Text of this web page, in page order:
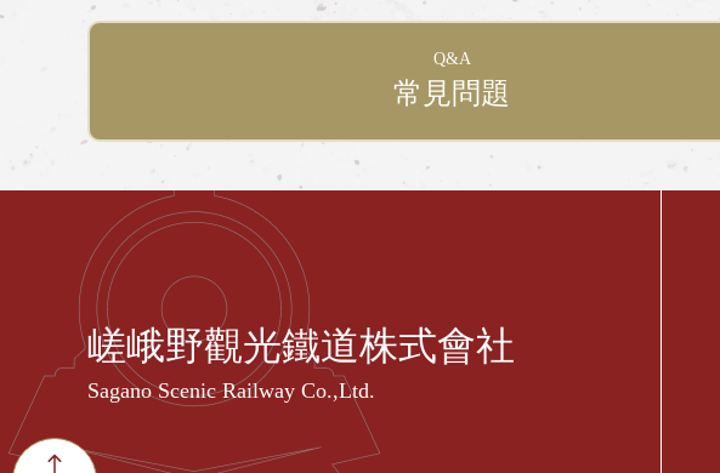
Q&A
常見問題
嵯峨野觀光鐵道株式會社
Sagano Scenic Railway Co.,Ltd.